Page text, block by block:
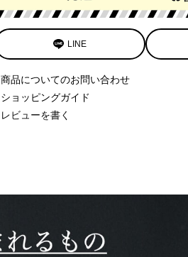
LINE
商品についてのお問い合わせ
ショッピングガイド
レビューを書く